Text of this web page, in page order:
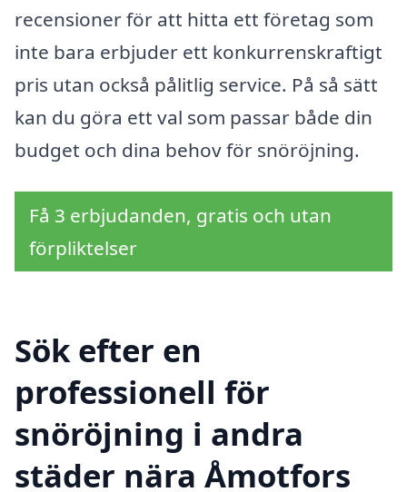
recensioner för att hitta ett företag som
inte bara erbjuder ett konkurrenskraftigt
pris utan också pålitlig service. På så sätt
kan du göra ett val som passar både din
budget och dina behov för snöröjning.
Få 3 erbjudanden, gratis och utan
förpliktelser
Sök efter en
professionell för
snöröjning i andra
städer nära Åmotfors